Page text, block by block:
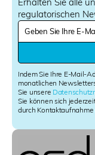
regulatorischen
N
s
l
e
t
t
e
r
Indem Sie Ihre E-Mail-
monatlichen
Sie unsere
Sie können sich
durch